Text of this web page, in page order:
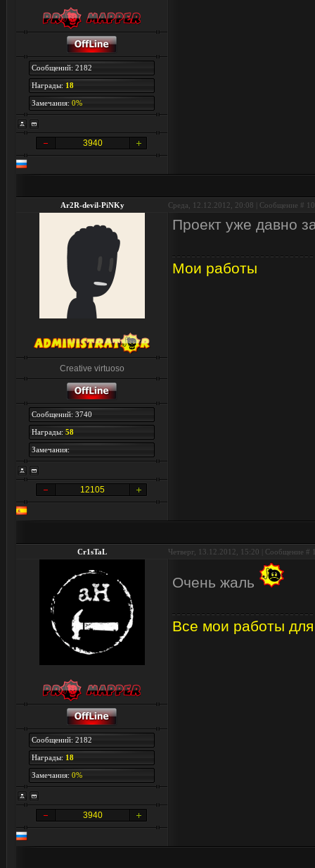
Сообщений: 2182
Награды: 18
Замечания: 0%
3940
Ar2R-devil-PiNKy Среда, 12.12.2012, 20:08 | Сообщение #
Creative virtuoso
Сообщений: 3740
Награды: 58
Замечания:
12105
Проект уже давно
Мои работы
Cr1sTaL Четверг, 13.12.2012, 15:20 | Сообщение #
Сообщений: 2182
Награды: 18
Замечания: 0%
3940
Очень жаль
Все мои работы